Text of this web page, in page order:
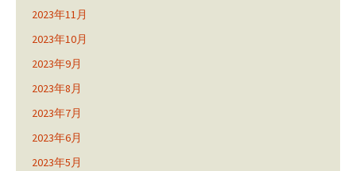
2023年11月
2023年10月
2023年9月
2023年8月
2023年7月
2023年6月
2023年5月